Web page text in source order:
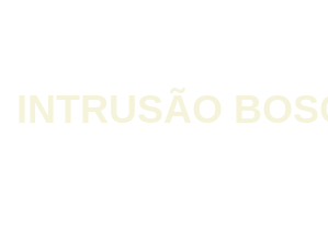
INTRUSÃO